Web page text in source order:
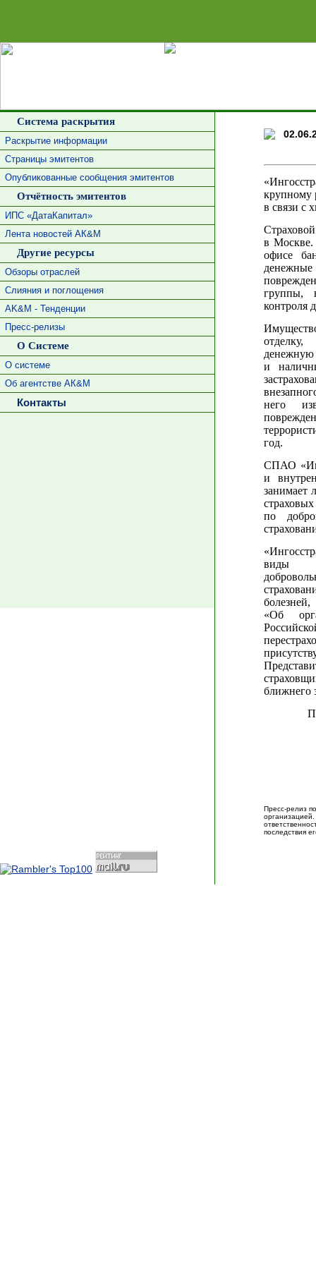
Система раскрытия
Раскрытие информации
Страницы эмитентов
Опубликованные сообщения эмитентов
Отчётность эмитентов
ИПС «ДатаКапитал»
Лента новостей АК&М
Другие ресурсы
Обзоры отраслей
Слияния и поглощения
AK&M - Тенденции
Пресс-релизы
О Системе
О системе
Об агентстве АК&М
Контакты
крупному
в связи с
в Москве.
офисе
группы,
контроля
денежную
и
него
год.
СПАО
и
занимает
по
виды
«Об
ближнего
Пресс-релиз
последствия